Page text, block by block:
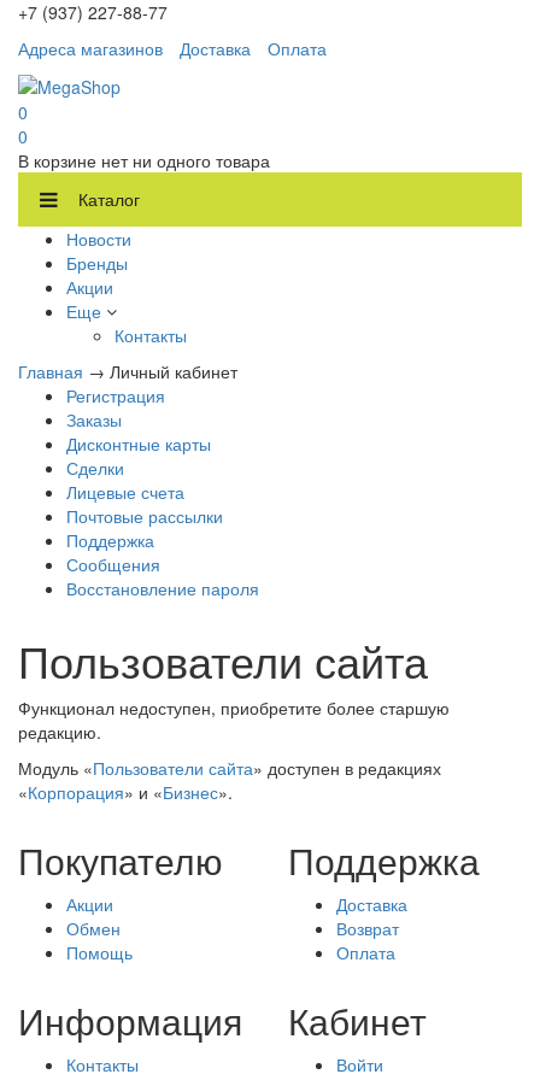
+7 (937) 227-88-77
Адреса магазинов
Доставка Оплата
0
0
В корзине нет ни одного товара
Каталог
Новости
Бренды
Акции
Еще
Контакты
Главная → Личный кабинет
Регистрация
Заказы
Дисконтные карты
Сделки
Лицевые счета
Почтовые рассылки
Поддержка
Сообщения
Восстановление пароля
Пользователи сайта
Функционал недоступен, приобретите более старшую
редакцию.
Модуль «Пользователи сайта» доступен в редакциях
«Корпорация» и «Бизнес».
Покупателю
Акции
Обмен
Помощь
Поддержка
Доставка
Возврат
Оплата
Информация
Контакты
Кабинет
Войти